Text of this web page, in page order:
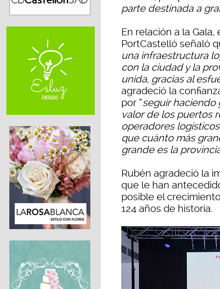
parte destinada a
En relación a la
PortCastelló señaló
una infraestructura
con la ciudad y la
unida, gracias al
agradeció la
por “seguir haciendo
valor de los puertos
operadores
que cuánto más
grande es la
Rubén agradeció la
que le han
posible el
124 años de historia.